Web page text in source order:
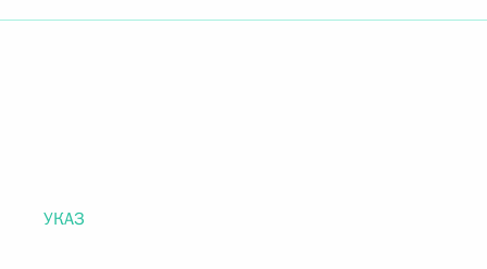
УКАЗ